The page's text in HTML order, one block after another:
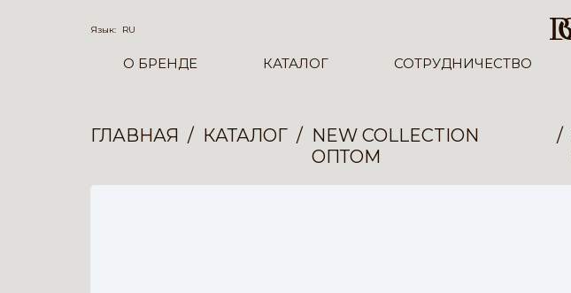
Язык: RU
О БРЕНДЕ КАТАЛОГ СОТРУДНИЧЕСТВО
ГЛАВНАЯ КАТАЛОГ
NEW COLLECTION
ОПТОМ